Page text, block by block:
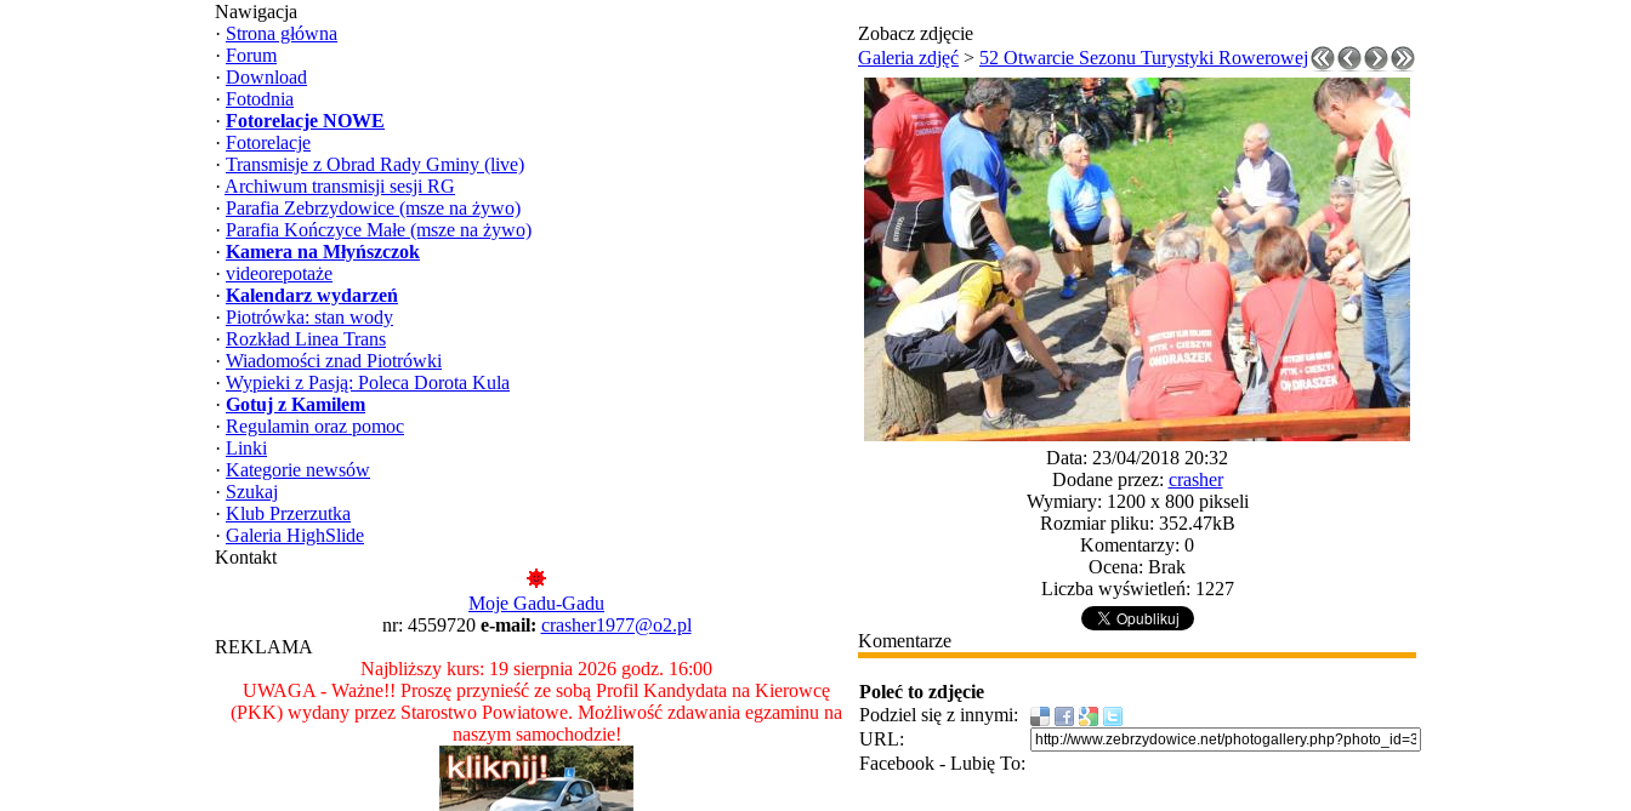
Nawigacja
· Strona główna
· Forum
· Download
· Fotodnia
· Fotorelacje NOWE
· Fotorelacje
· Transmisje z Obrad Rady Gminy (live)
· Archiwum transmisji sesji RG
· Parafia Zebrzydowice (msze na żywo)
· Parafia Kończyce Małe (msze na żywo)
· Kamera na Młyńszczok
· videorepotaże
· Kalendarz wydarzeń
· Piotrówka: stan wody
· Rozkład Linea Trans
· Wiadomości znad Piotrówki
· Wypieki z Pasją: Poleca Dorota Kula
· Gotuj z Kamilem
· Regulamin oraz pomoc
· Linki
· Kategorie newsów
· Szukaj
· Klub Przerzutka
· Galeria HighSlide
Kontakt
Moje Gadu-Gadu
nr: 4559720 e-mail: crasher1977@o2.pl
REKLAMA
Najbliższy kurs: 19 sierpnia 2026 godz. 16:00
UWAGA - Ważne!! Proszę przynieść ze sobą Profil Kandydata na Kierowcę
(PKK) wydany przez Starostwo Powiatowe. Możliwość zdawania egzaminu na
naszym samochodzie!
Zobacz zdjęcie
Galeria zdjęć > 52 Otwarcie Sezonu Turystyki Rowerowej
Data: 23/04/2018 20:32
Dodane przez: crasher
Wymiary: 1200 x 800 pikseli
Rozmiar pliku: 352.47kB
Komentarzy: 0
Ocena: Brak
Liczba wyświetleń: 1227
Komentarze
Poleć to zdjęcie
Podziel się z innymi:
URL:
Facebook - Lubię To: